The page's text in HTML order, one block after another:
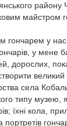
району
гончарем у
у мене
дорослих,
великий
села
типу музею,
їхні кола,